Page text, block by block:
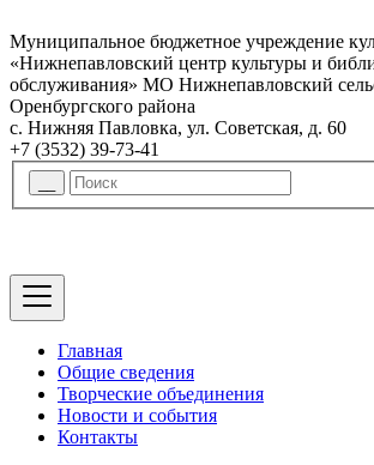
Муниципальное бюджетное учреждение
«Нижнепавловский центр культуры и
обслуживания» МО Нижнепавловский
Оренбургского района
с. Нижняя Павловка, ул. Советская, д. 60
+7 (3532) 39-73-41
Главная
Общие сведения
Творческие объединения
Новости и события
Контакты